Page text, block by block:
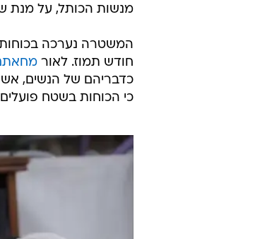
מנשות הכותל, על מנת
המשטרה נערכה
חודש תמוז. לאור
כדבריהם של הנשים,
כי הכוחות בשטח